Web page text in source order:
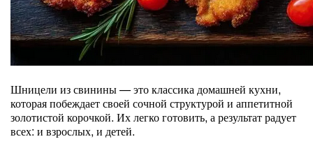
Шницели из свинины — это классика домашней кухни,
которая побеждает своей сочной структурой и аппетитной
золотистой корочкой. Их легко готовить, а результат радует
всех: и взрослых, и детей.